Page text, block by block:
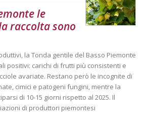
le
raccolta sono
la Tonda gentile del Basso Piemonte
positivi: carichi di frutti più consistenti e
avariate. Restano però le incognite di
cimici e patogeni fungini, mentre la
di 10-15 giorni rispetto al 2025. Il
di produttori piemontesi